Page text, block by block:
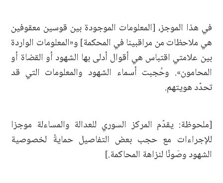
في هذا الموجز، [المعلومات الموجودة بين قوسين معقوفين
هي ملاحظات من مراقبينا في المحكمة] و«المعلومات الواردة
بين علامتي اقتباس هي أقوال أدلى بها الشهود أو القضاة أو
المحامون». وحُجبت أسماء الشهود والمعلومات التي قد
تحدّد هويتهم.
[ملحوظة: يقدّم المركز السوري للعدالة والمساءلة موجزا
للإجراءات مع حجب بعض التفاصيل حمايةً لخصوصية
الشهود وصَونًا لنزاهة المحاكمة.]